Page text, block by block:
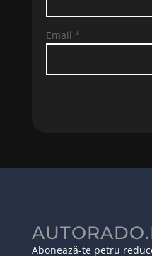
Email *
Abonează-te petru